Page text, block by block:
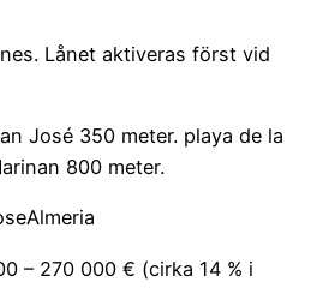
Lånet aktiveras först vid
José 350 meter. playa de la
800 meter.
– 270 000 € (cirka 14 % i